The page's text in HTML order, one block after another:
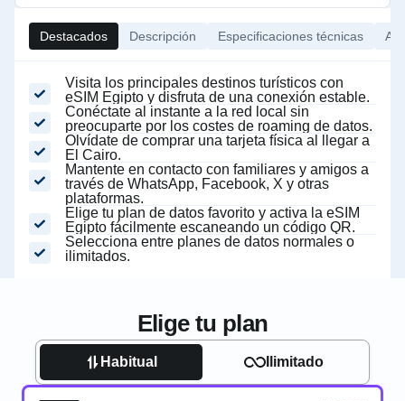
Destacados Descripción Especificaciones técnicas
Visita los principales destinos turísticos con
eSIM Egipto y disfruta de una conexión estable.
Conéctate al instante a la red local sin
preocuparte por los costes de roaming de datos.
Olvídate de comprar una tarjeta física al llegar a
El Cairo.
Mantente en contacto con familiares y amigos a
través de WhatsApp, Facebook, X y otras
plataformas.
Elige tu plan de datos favorito y activa la eSIM
Egipto fácilmente escaneando un código QR.
Selecciona entre planes de datos normales o
ilimitados.
Elige tu plan
Habitual Ilimitado